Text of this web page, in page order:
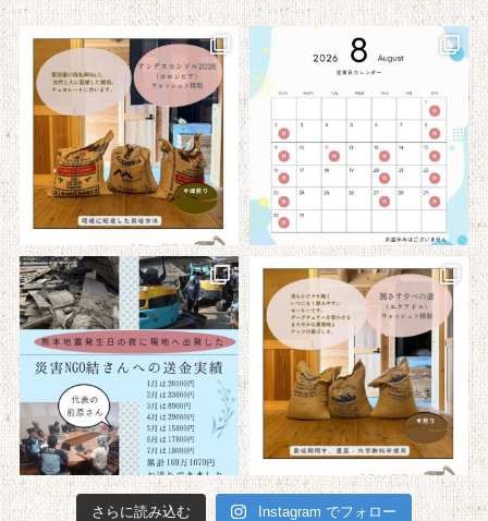
さらに読み込む Instagram でフォロー